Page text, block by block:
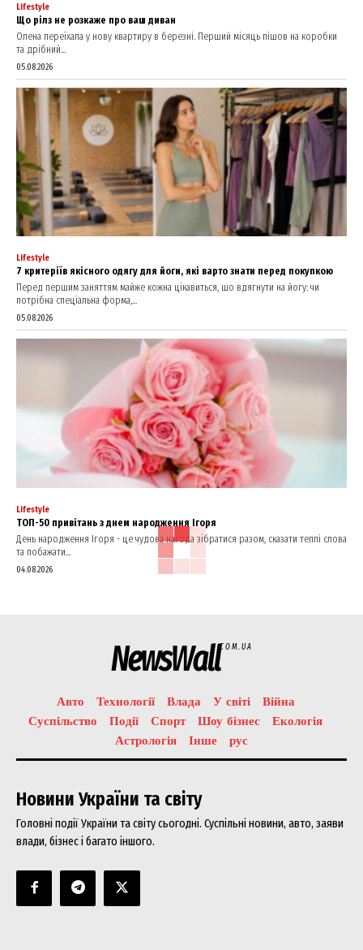
Lifestyle
Що рілз не розкаже про ваш диван
Олена переїхала у нову квартиру в березні. Перший місяць пішов на коробки
та дрібний...
05.08.2026
Lifestyle
7 критеріїв якісного одягу для йоги, які варто знати перед покупкою
Перед першим заняттям майже кожна цікавиться, що вдягнути на йогу: чи
потрібна спеціальна форма,...
05.08.2026
Lifestyle
ТОП-50 привітань з днем народження Ігоря
День народження Ігоря - це чудова нагода зібратися разом, сказати теплі слова
та побажати...
04.08.2026
NewsWallCOM.UA
Авто Технології Влада У світі
Війна
Суспільство
Події Спорт Шоу бізнес
Екологія
Астрологія
Інше рус
Новини України та світу
Головні події України та світу сьогодні. Суспільні новини, авто, заяви
влади, бізнес і багато іншого.